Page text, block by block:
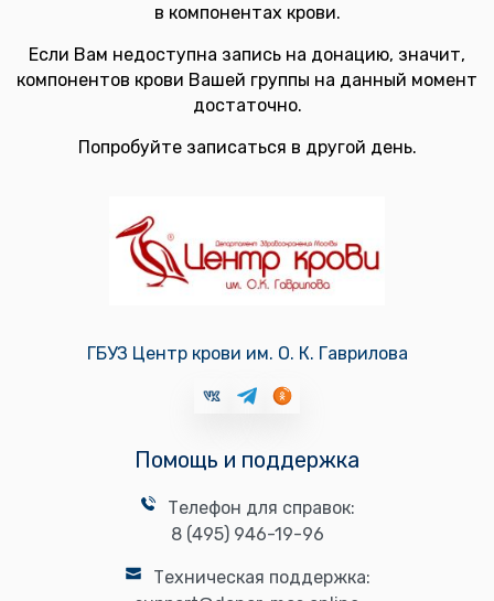
в компонентах крови.
Если Вам недоступна запись на донацию, значит,
компонентов крови Вашей группы на данный момент
достаточно.
Попробуйте записаться в другой день.
ГБУЗ Центр крови им. О. К. Гаврилова
Помощь и поддержка
Телефон для справок:
8 (495) 946-19-96
Техническая поддержка: